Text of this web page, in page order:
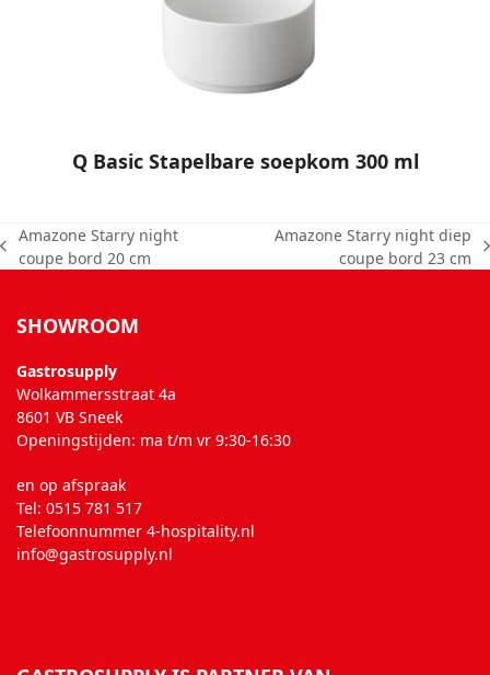
Q Basic Stapelbare soepkom 300 ml
previous
Amazone Starry night
coupe bord 20 cm
Amazone Starry night diep
coupe bord 23 cm
SHOWROOM
Gastrosupply
Wolkammersstraat 4a
8601 VB Sneek
Openingstijden: ma t/m vr 9:30-16:30
en op afspraak
Tel: 0515 781 517
Telefoonnummer 4-hospitality.nl
info@gastrosupply.nl